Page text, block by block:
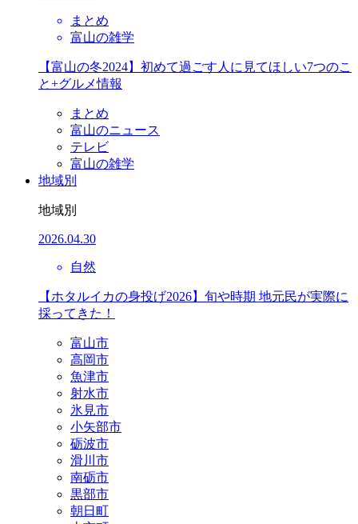
まとめ
富山の雑学
【富山の冬2024】初めて過ごす人に見てほしい7つのこ
と+グルメ情報
まとめ
富山のニュース
テレビ
富山の雑学
地域別
地域別
2026.04.30
自然
【ホタルイカの身投げ2026】旬や時期 地元民が実際に
採ってきた！
富山市
高岡市
魚津市
射水市
氷見市
小矢部市
砺波市
滑川市
南砺市
黒部市
朝日町